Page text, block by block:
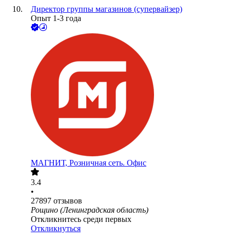
Директор группы магазинов (супервайзер)
Опыт 1-3 года
МАГНИТ, Розничная сеть. Офис
3.4
•
27897 отзывов
Рощино (Ленинградская область)
Откликнитесь среди первых
Откликнуться